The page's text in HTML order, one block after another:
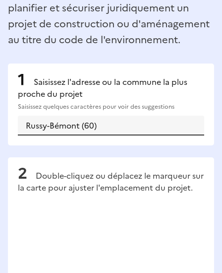
planifier et sécuriser juridiquement un
projet de construction ou d'aménagement
au titre du code de l'environnement.
Saisissez l'adresse ou la commune la plus
proche du projet
Saisissez quelques caractères pour voir des suggestions
Double-cliquez ou déplacez le marqueur sur
la carte pour ajuster l'emplacement du projet.